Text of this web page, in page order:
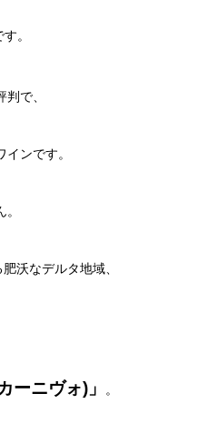
。
で、
ンです。
沃なデルタ地域、
ーニヴォ)」 。